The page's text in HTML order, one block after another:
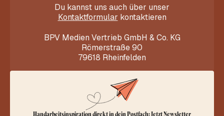
Du kannst uns auch über unser
Kontaktformular kontaktieren
BPV Medien Vertrieb GmbH & Co. KG
Römerstraße 90
79618 Rheinfelden
Handarbeitsinspiration direkt in dein Postfach: Jetzt Newsletter